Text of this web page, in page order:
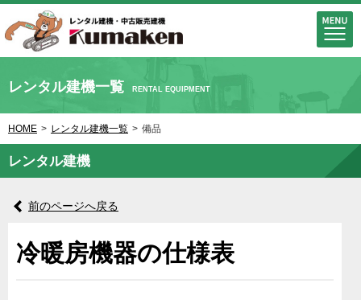
レンタル建機一覧 RENTAL EQUIPMENT
HOME > レンタル建機一覧 > 備品
レンタル建機
前のページへ戻る
冷暖房機器の仕様表